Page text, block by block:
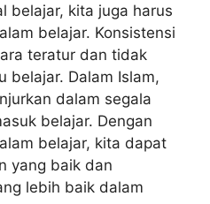
belajar, kita juga harus
belajar. Konsistensi
teratur dan tidak
belajar. Dalam Islam,
dalam segala
belajar. Dengan
belajar, kita dapat
yang baik dan
lebih baik dalam